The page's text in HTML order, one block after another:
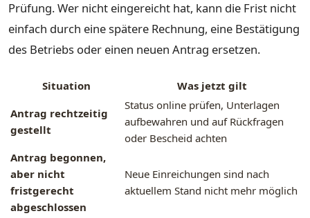
Prüfung. Wer nicht eingereicht hat, kann die Frist nicht
einfach durch eine spätere Rechnung, eine Bestätigung
des Betriebs oder einen neuen Antrag ersetzen.
Situation
Was jetzt gilt
Antrag rechtzeitig
gestellt
Status online prüfen, Unterlagen
aufbewahren und auf Rückfragen
oder Bescheid achten
Antrag begonnen,
aber nicht
fristgerecht
abgeschlossen
Neue Einreichungen sind nach
aktuellem Stand nicht mehr möglich